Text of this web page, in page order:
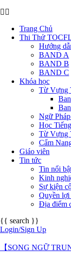
Trang Chủ
Thi Thử
Hướng
BAND A
BAND B
BAND C
Khóa học
Từ Vựng
Ngữ
Học
Từ Vựng
Cẩm
Giáo viên
Tin tức
Tin nổi
Kinh
Sự kiện
Quyền lợi
Địa điểm
{{ search }}
Login/Sign Up
【SONG NGỮ